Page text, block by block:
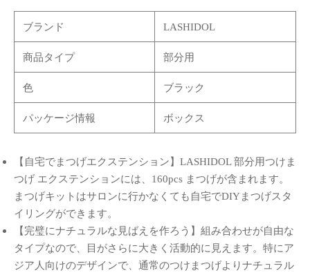
ブランド LASHIDOL
商品タイプ 部分用
色 ブラック
パッケージ情報 ボックス
【自宅でまつげエクステンション】LASHIDOL 部分用つけま
つげ エクステンションには、160pcs まつげが含まれます。
まつげキットはサロンに行かなくても自宅でDIYまつげスタ
イリングができます。
【完璧にナチュラルな見ばえを作ろう】組み合わせが自由な
タイプなので、目がさらに大きく活動的に見えます。特にア
ジア人向けのデザインで、通常のつけまつげよりナチュラル